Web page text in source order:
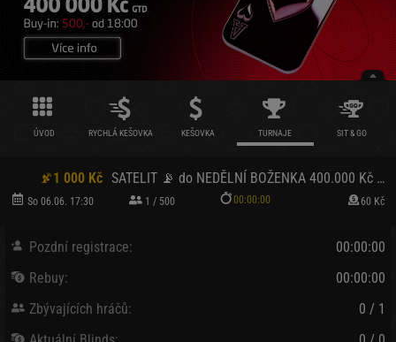
ÚVOD RYCHLÁ KEŠOVKA KEŠOVKA TURNAJE SIT & GO
1 000 Kč SATELIT 📡 do NEDĚLNÍ BOŽENKA 400.000 Kč GTD (7.6. od 18:00)
So 06.06. 17:30 1 / 500 00:00:00 60 Kč
Pozdní registrace:
00:00:00
Rebuy:
00:00:00
Zbývajících hráčů:
0 / 1